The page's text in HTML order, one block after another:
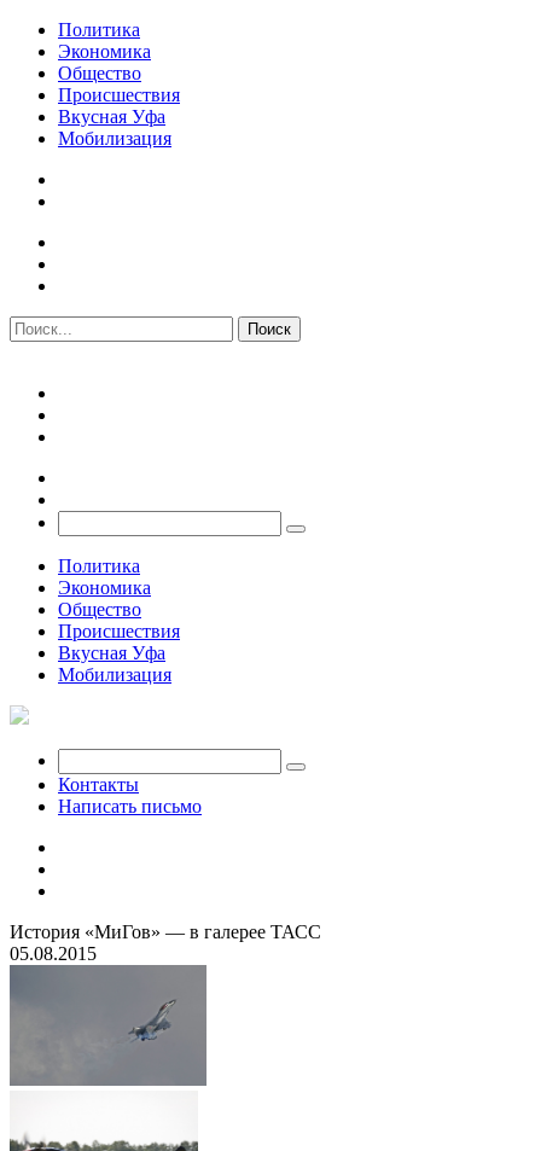
Политика
Экономика
Общество
Происшествия
Вкусная Уфа
Мобилизация
Политика
Экономика
Общество
Происшествия
Вкусная Уфа
Мобилизация
Контакты
Написать письмо
История «МиГов» — в галерее ТАСС
05.08.2015